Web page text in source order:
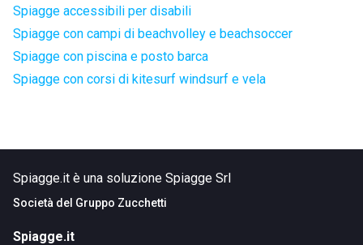
Spiagge accessibili per disabili
Spiagge con campi di beachvolley e beachsoccer
Spiagge con piscina e posto barca
Spiagge con corsi di kitesurf windsurf e vela
Spiagge.it è una soluzione Spiagge Srl
Società del Gruppo Zucchetti
Spiagge.it